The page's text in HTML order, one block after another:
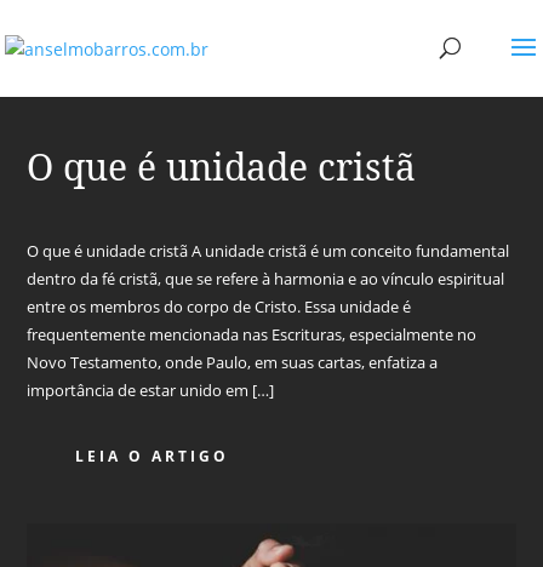
O que é unidade cristã
O que é unidade cristã A unidade cristã é um conceito fundamental
dentro da fé cristã, que se refere à harmonia e ao vínculo espiritual
entre os membros do corpo de Cristo. Essa unidade é
frequentemente mencionada nas Escrituras, especialmente no
Novo Testamento, onde Paulo, em suas cartas, enfatiza a
importância de estar unido em […]
LEIA O ARTIGO